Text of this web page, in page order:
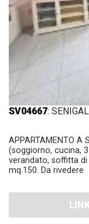
SV04667:
APPARTAMENTO A
(soggiorno, cucina,
verandato, soffitta di
mq.150. Da rivedere